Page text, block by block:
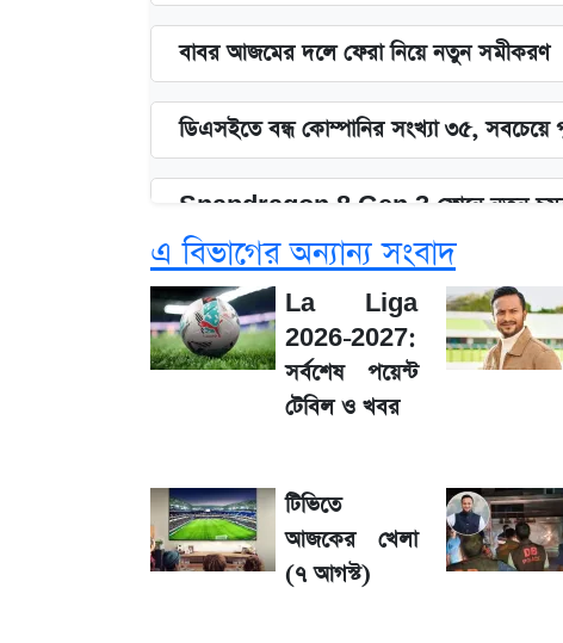
বাবর আজমের দলে ফেরা নিয়ে নতুন সমীকরণ
ডিএসইতে বন্ধ কোম্পানির সংখ্যা ৩৫, সবচেয়ে
Snapdragon 8 Gen 3 ফোনে নতুন
সাকিবের বাড়িতে হামলা নিয়ে মুখ খুললেন
জেনে নিন আজকের সোনা ও রুপার সর্বশেষ দাম
SSC Result 2026: যে ৩ উপায়ে জানা
তাপমাত্রা নিয়ে নতুন পূর্বাভাস দিল আবহাওয়া
এ বিভাগের অন্যান্য সংবাদ
La Liga
2026-2027:
সর্বশেষ পয়েন্ট
টেবিল ও খবর
টিভিতে
আজকের খেলা
(৭ আগস্ট)